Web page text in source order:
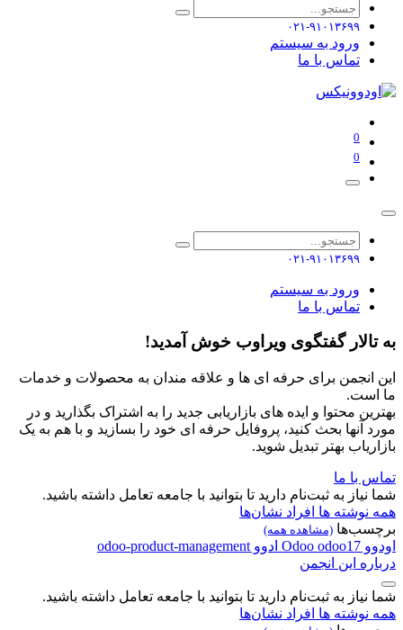
۰۲۱-۹۱۰۱۳۶۹۹
ورود به سیستم
تماس با ما
0
0
۰۲۱-۹۱۰۱۳۶۹۹
ورود به سیستم
تماس با ما
به تالار گفتگوی ویراوب خوش آمدید!
این انجمن برای حرفه ای ها و علاقه مندان به محصولات و خدمات
ما است.
بهترین محتوا و ایده های بازاریابی جدید را به اشتراک بگذارید و در
مورد آنها بحث کنید، پروفایل حرفه ای خود را بسازید و با هم به یک
بازاریاب بهتر تبدیل شوید.
تماس با ما
شما نیاز به ثبت‌نام دارید تا بتوانید با جامعه تعامل داشته باشید.
همه نوشته ها افراد نشان‌ها
برچسب‌ها (مشاهده همه)
اودوو Odoo odoo17 ادوو odoo-product-management
درباره این انجمن
شما نیاز به ثبت‌نام دارید تا بتوانید با جامعه تعامل داشته باشید.
همه نوشته ها افراد نشان‌ها